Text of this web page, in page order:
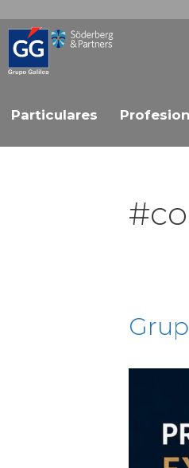
Particulares